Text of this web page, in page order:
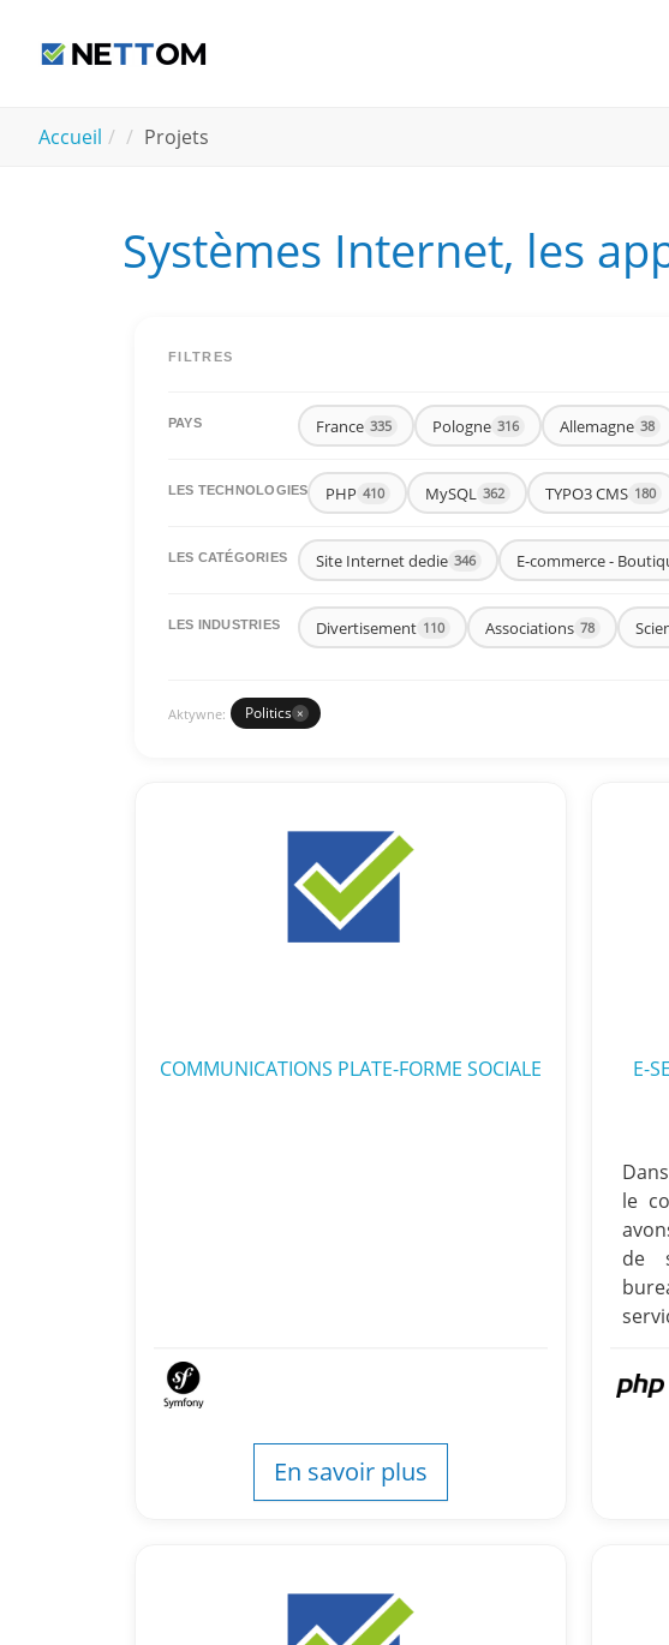
Accueil Projets
Systèmes Internet, les
FILTRES
PAYS France 335 Pologne 316 Allemagne 38
LES TECHNOLOGIES PHP 410 MySQL 362 TYPO3 CMS 180
LES CATÉGORIES Site Internet dedie 346 E-commerce -
LES INDUSTRIES Divertisement 110 Associations 78
Aktywne: Politics ×
COMMUNICATIONS PLATE-FORME SOCIALE
En savoir plus
E-
le
de